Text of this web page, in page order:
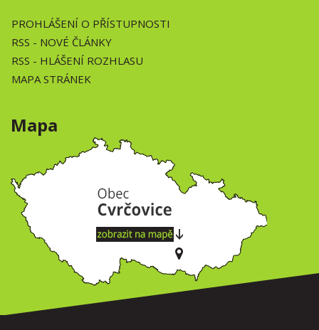
PROHLÁŠENÍ O PŘÍSTUPNOSTI
RSS - NOVÉ ČLÁNKY
RSS - HLÁŠENÍ ROZHLASU
MAPA STRÁNEK
Mapa